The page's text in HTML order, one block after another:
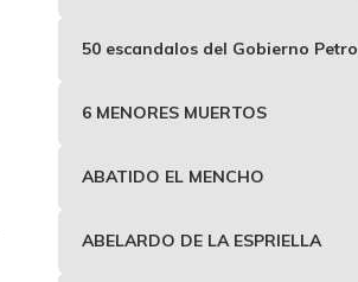
50 escandalos del Gobierno Petro
6 MENORES MUERTOS
ABATIDO EL MENCHO
ABELARDO DE LA ESPRIELLA